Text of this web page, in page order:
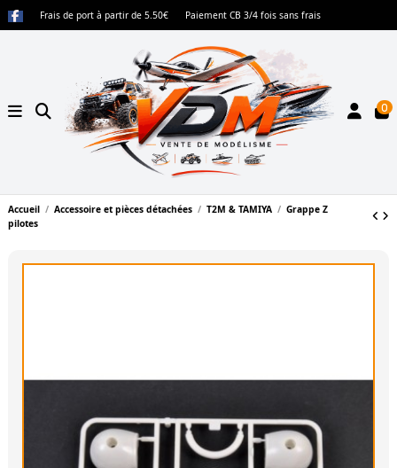
Frais de port à partir de 5.50€ Paiement CB 3/4 fois sans frais
0
Accueil Accessoire et pièces détachées T2M & TAMIYA
Grappe Z
pilotes